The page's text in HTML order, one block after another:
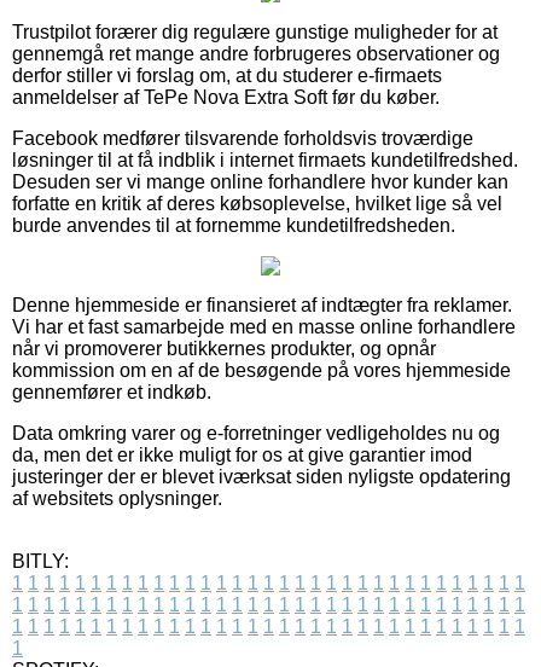
Trustpilot forærer dig regulære gunstige muligheder for at
gennemgå ret mange andre forbrugeres observationer og
derfor stiller vi forslag om, at du studerer e-firmaets
anmeldelser af TePe Nova Extra Soft før du køber.
Facebook medfører tilsvarende forholdsvis troværdige
løsninger til at få indblik i internet firmaets kundetilfredshed.
Desuden ser vi mange online forhandlere hvor kunder kan
forfatte en kritik af deres købsoplevelse, hvilket lige så vel
burde anvendes til at fornemme kundetilfredsheden.
Denne hjemmeside er finansieret af indtægter fra reklamer.
Vi har et fast samarbejde med en masse online forhandlere
når vi promoverer butikkernes produkter, og opnår
kommission om en af de besøgende på vores hjemmeside
gennemfører et indkøb.
Data omkring varer og e-forretninger vedligeholdes nu og
da, men det er ikke muligt for os at give garantier imod
justeringer der er blevet iværksat siden nyligste opdatering
af websitets oplysninger.
BITLY:
1 1 1 1 1 1 1 1 1 1 1 1 1 1 1 1 1 1 1 1 1 1 1 1 1 1 1 1 1 1 1 1 1
1 1 1 1 1 1 1 1 1 1 1 1 1 1 1 1 1 1 1 1 1 1 1 1 1 1 1 1 1 1 1 1 1
1 1 1 1 1 1 1 1 1 1 1 1 1 1 1 1 1 1 1 1 1 1 1 1 1 1 1 1 1 1 1 1 1
1